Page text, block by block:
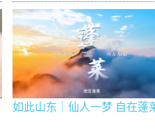
如此山东｜仙人一梦 自在蓬